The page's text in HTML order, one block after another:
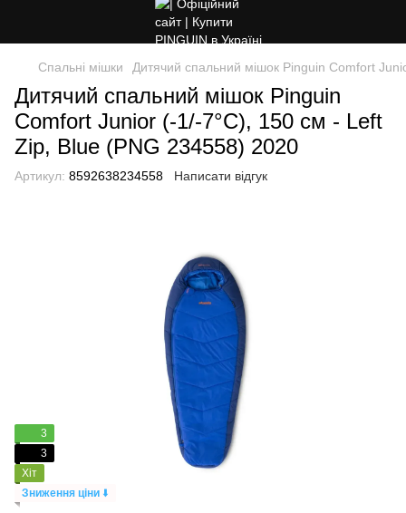
Спальні мішки Дитячий спальний мішок Pinguin Comfort
Дитячий спальний мішок Pinguin
Comfort Junior (-1/-7°C), 150 см - Left
Zip, Blue (PNG 234558) 2020
Артикул: 8592638234558 Написати відгук
3
3
Хіт
Зниження ціни ⬇️